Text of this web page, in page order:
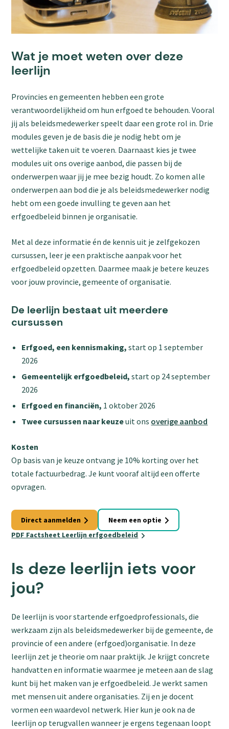
Wat je moet weten over deze
leerlijn
Provincies en gemeenten hebben een grote
verantwoordelijkheid om hun erfgoed te behouden. Vooral
jij als beleidsmedewerker speelt daar een grote rol in. Drie
modules geven je de basis die je nodig hebt om je
wettelijke taken uit te voeren. Daarnaast kies je twee
modules uit ons overige aanbod, die passen bij de
onderwerpen waar jij je mee bezig houdt. Zo komen alle
onderwerpen aan bod die je als beleidsmedewerker nodig
hebt om een goede invulling te geven aan het
erfgoedbeleid binnen je organisatie.
Met al deze informatie én de kennis uit je zelfgekozen
cursussen, leer je een praktische aanpak voor het
erfgoedbeleid opzetten. Daarmee maak je betere keuzes
voor jouw provincie, gemeente of organisatie.
De leerlijn bestaat uit meerdere
cursussen
Erfgoed, een kennismaking,start op 1 september
2026
Gemeentelijk erfgoedbeleid,start op 24 september
2026
Erfgoed en financiën, 1 oktober 2026
Twee cursussen naar keuzeuit ons overige aanbod
Kosten
Op basis van je keuze ontvang je 10% korting over het
totale factuurbedrag. Je kunt vooraf altijd een offerte
opvragen.
Direct aanmelden
Neem een optie
PDF Factsheet Leerlijn erfgoedbeleid
Is deze leerlijn iets voor
jou?
De leerlijn is voor startende erfgoedprofessionals, die
werkzaam zijn als beleidsmedewerker bij de gemeente, de
provincie of een andere (erfgoed)organisatie. In deze
leerlijn zet je theorie om naar praktijk. Je krijgt concrete
handvatten en informatie waarmee je meteen aan de slag
kunt bij het maken van je erfgoedbeleid. Je werkt samen
met mensen uit andere organisaties. Zij en je docent
vormen een waardevol netwerk. Hier kun je ook na de
leerlijn op terugvallen wanneer je ergens tegenaan loopt